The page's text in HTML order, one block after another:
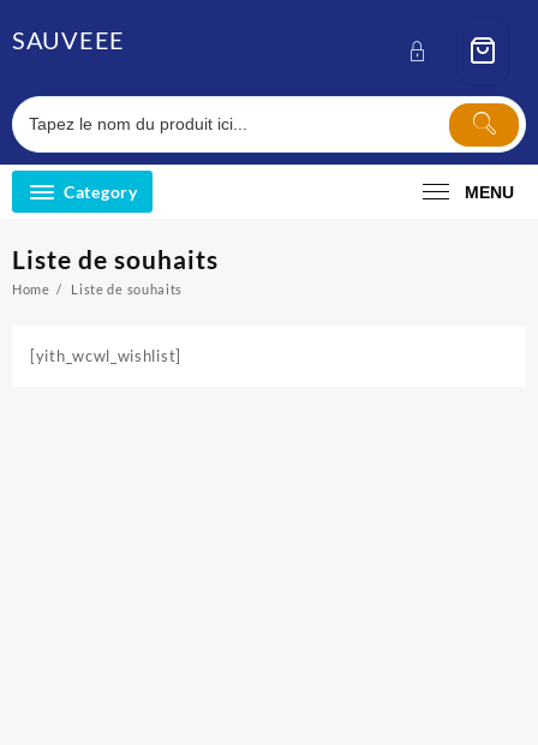
toSAUVEEE
Category MENU
Liste de souhaits
Home Liste de souhaits
[yith_wcwl_wishlist]